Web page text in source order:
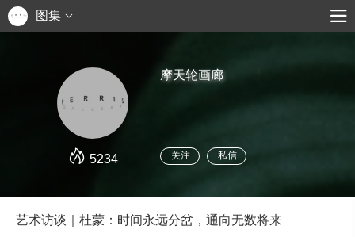
图集
5234
摩天轮画廊
关注 私信
艺术访谈｜杜蒙：时间永远分岔，通向无数将来